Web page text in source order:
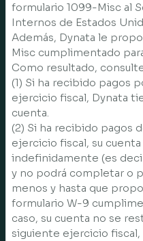
formulario 1099-Misc al
Internos de Estados
Además, Dynata le
Misc cumplimentado
Como resultado,
(1) Si ha recibido pagos
ejercicio fiscal, Dynata
cuenta.
(2) Si ha recibido pagos
ejercicio fiscal, su
indefinidamente (es
y no podrá completar o
menos y hasta que
formulario W-9
caso, su cuenta no se
siguiente ejercicio fiscal,